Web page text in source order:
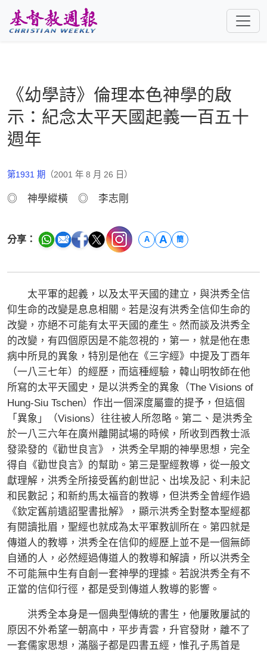
《幼學詩》倫理本色神學的啟
示：紀念太平天國起義一百五十
週年
第1931 期 （2001 年 8 月 26 日）
◎ 神學縱橫 ◎ 李志剛
分享： A A 簡
太平軍的起義，以及太平天國的建立，與洪秀全信
仰生命的改變是息息相關。若是沒有洪秀全信仰生命的
改變，亦絕不可能有太平天國的產生。然而談及洪秀全
的改變，有四個原因是不能忽視的，第一，就是他在患
病中所見的異象，特別是他在《三字經》中提及丁酉年
（一八三七年）的經歷，而這種經驗，韓山明牧師在他
所寫的太平天國史，是以洪秀全的異象（The Visions of
Hung-Siu Tschen）作出一個深度屬靈的提予，但這個
「異象」（Visions）往往被人所忽略。第二、是洪秀全
於一八三六年在廣州離開試場的時候，所收到西教士派
發梁發的《勸世良言》，洪秀全早期的神學思想，完全
得自《勸世良言》的幫助。第三是聖經教導，從一般文
獻理解，洪秀全所接受舊約創世記、出埃及記、利未記
和民數記；和新約馬太福音的教導，但洪秀全曾經作過
《欽定舊前遺詔聖書批解》，顯示洪秀全對整本聖經都
有閱讀批眉，聖經也就成為太平軍教訓所在。第四就是
傳道人的教導，洪秀全在信仰的經歷上並不是一個無師
自通的人，必然經過傳道人的教導和解讀，所以洪秀全
不可能無中生有自創一套神學的理據。若說洪秀全有不
正當的信仰行徑，都是受到傳道人教導的影響。
洪秀全本身是一個典型傳統的書生，他屢敗屢試的
原因不外希望一朝高中，平步青雲，升官發財，離不了
一套儒家思想，滿腦子都是四書五經，惟孔子馬首是